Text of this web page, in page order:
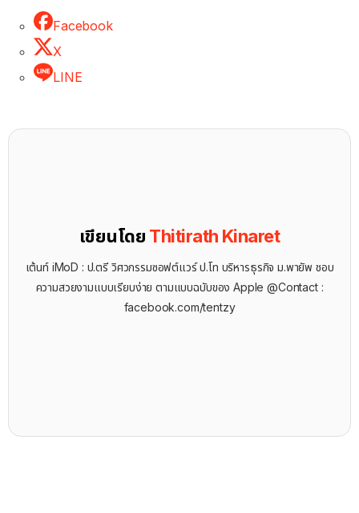
Facebook
X
LINE
เขียนโดย Thitirath Kinaret
เต้นท์ iMoD : ป.ตรี วิศวกรรมซอฟต์แวร์ ป.โท บริหารธุรกิจ ม.พายัพ ชอบ
ความสวยงามแบบเรียบง่าย ตามแบบฉบับของ Apple @Contact :
facebook.com/tentzy